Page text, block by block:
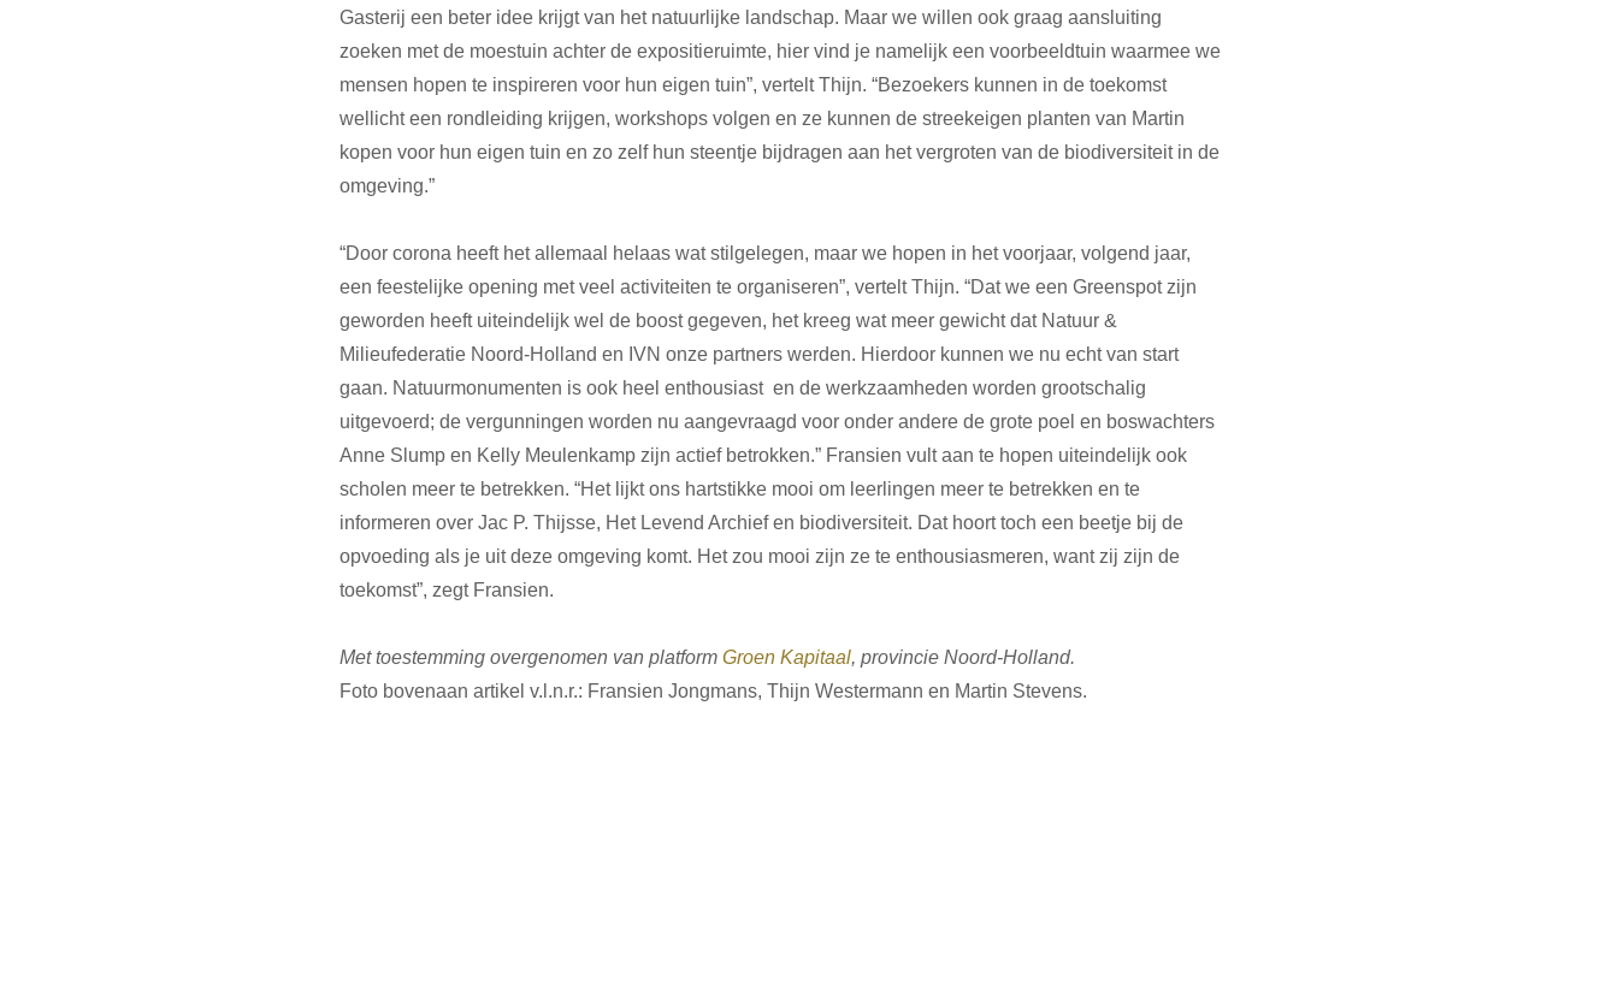
Gasterij een beter idee krijgt van het natuurlijke landschap. Maar we willen ook graag aansluiting
zoeken met de moestuin achter de expositieruimte, hier vind je namelijk een voorbeeldtuin waarmee we
mensen hopen te inspireren voor hun eigen tuin”, vertelt Thijn. “Bezoekers kunnen in de toekomst
wellicht een rondleiding krijgen, workshops volgen en ze kunnen de streekeigen planten van Martin
kopen voor hun eigen tuin en zo zelf hun steentje bijdragen aan het vergroten van de biodiversiteit in de
omgeving.”
“Door corona heeft het allemaal helaas wat stilgelegen, maar we hopen in het voorjaar, volgend jaar,
een feestelijke opening met veel activiteiten te organiseren”, vertelt Thijn. “Dat we een Greenspot zijn
geworden heeft uiteindelijk wel de boost gegeven, het kreeg wat meer gewicht dat Natuur &
Milieufederatie Noord-Holland en IVN onze partners werden. Hierdoor kunnen we nu echt van start
gaan. Natuurmonumenten is ook heel enthousiast  en de werkzaamheden worden grootschalig
uitgevoerd; de vergunningen worden nu aangevraagd voor onder andere de grote poel en boswachters
Anne Slump en Kelly Meulenkamp zijn actief betrokken.” Fransien vult aan te hopen uiteindelijk ook
scholen meer te betrekken. “Het lijkt ons hartstikke mooi om leerlingen meer te betrekken en te
informeren over Jac P. Thijsse, Het Levend Archief en biodiversiteit. Dat hoort toch een beetje bij de
opvoeding als je uit deze omgeving komt. Het zou mooi zijn ze te enthousiasmeren, want zij zijn de
toekomst”, zegt Fransien.
Met toestemming overgenomen van platform Groen Kapitaal, provincie Noord-Holland.
Foto bovenaan artikel v.l.n.r.: Fransien Jongmans, Thijn Westermann en Martin Stevens.